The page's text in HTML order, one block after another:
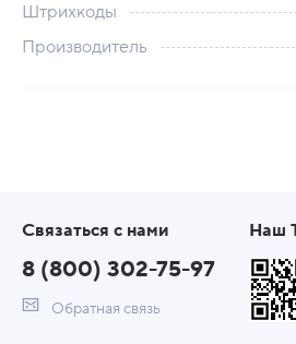
Штрихкоды
Производитель
Связаться с нами
8 (800) 302-75-97
Обратная связь
Наш